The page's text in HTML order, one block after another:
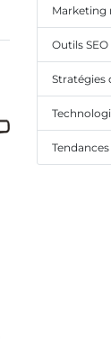
Marketing
Outils SEO
Stratégies